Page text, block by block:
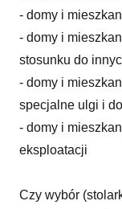
- domy i
- domy i
stosunku do
- domy i
specjalne ulgi i
- domy i
eksploatacji
Czy wybór